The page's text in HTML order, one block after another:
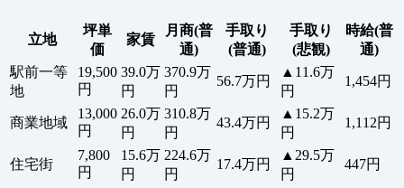
立地
坪単
価
家賃
月商(普
通)
手取り
(普通)
手取り
(悲観)
時給(普
通)
駅前一等
地
19,500
円
39.0万
円
370.9万
円
56.7万円
▲11.6万
円
1,454円
商業地域
13,000
円
26.0万
円
310.8万
円
43.4万円
▲15.2万
円
1,112円
住宅街
7,800
円
15.6万
円
224.6万
円
17.4万円
▲29.5万
円
447円